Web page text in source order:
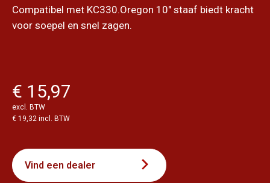
Compatibel met KC330.Oregon 10" staaf biedt kracht
voor soepel en snel zagen.
€ 15,97
excl. BTW
€ 19,32 incl. BTW
Vind een dealer